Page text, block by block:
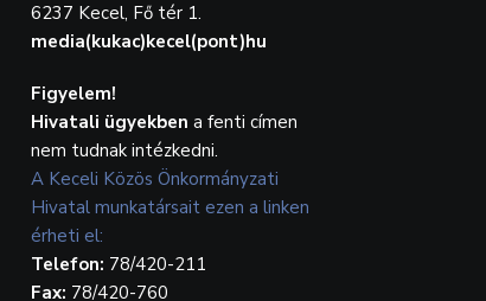
6237 Kecel, Fő tér 1.
media(kukac)kecel(pont)hu
Figyelem!
Hivatali ügyekben a fenti címen
nem tudnak intézkedni.
A Keceli Közös Önkormányzati
Hivatal munkatársait ezen a linken
érheti el:
Telefon: 78/420-211
Fax: 78/420-760